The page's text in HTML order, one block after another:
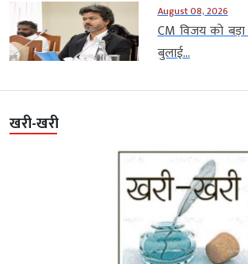
August 08, 2026
CM विजय को
बुलाई...
खरी-खरी